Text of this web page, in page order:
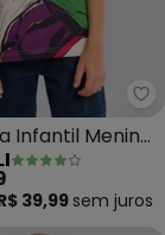
com
Infantil Menino
(Bege)
39,99 sem juros